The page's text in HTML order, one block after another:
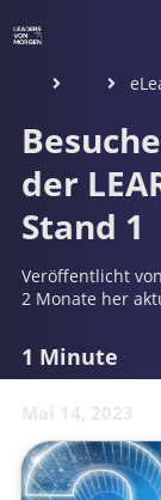
1 Minute
der
Stand 1
Veröffentlicht von
2 Monate her